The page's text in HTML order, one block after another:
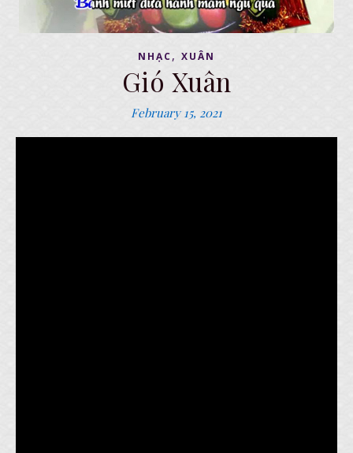
NHẠC, XUÂN
Gió Xuân
February 15, 2021